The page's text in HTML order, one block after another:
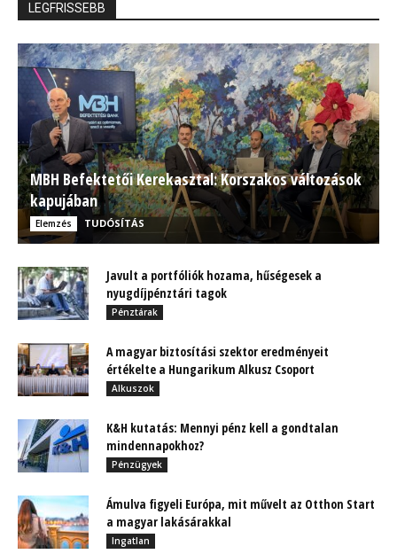
LEGFRISSEBB
MBH Befektetői Kerekasztal: Korszakos változások
kapujában
Elemzés TUDÓSÍTÁS
Javult a portfóliók hozama, hűségesek a
nyugdíjpénztári tagok
Pénztárak
A magyar biztosítási szektor eredményeit
értékelte a Hungarikum Alkusz Csoport
Alkuszok
K&H kutatás: Mennyi pénz kell a gondtalan
mindennapokhoz?
Pénzügyek
Ámulva figyeli Európa, mit művelt az Otthon Start
a magyar lakásárakkal
Ingatlan